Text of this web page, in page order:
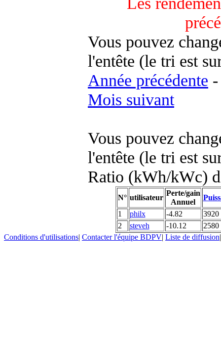
Vous pouvez
l'entête (le tri est
Année précédente -
Mois suivant
Vous pouvez
l'entête (le tri est
Ratio (kWh/kWc)
N° utilisateur
Perte/gain
Annuel
1
philx -4.82
3920
2
steveh -10.12
2580
Conditions d'utilisations| Contacter l'équipe BDPV| Liste de diffusion